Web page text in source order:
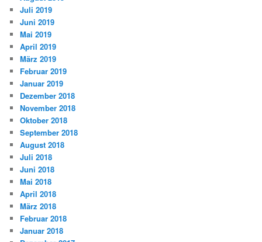
Juli 2019
Juni 2019
Mai 2019
April 2019
März 2019
Februar 2019
Januar 2019
Dezember 2018
November 2018
Oktober 2018
September 2018
August 2018
Juli 2018
Juni 2018
Mai 2018
April 2018
März 2018
Februar 2018
Januar 2018